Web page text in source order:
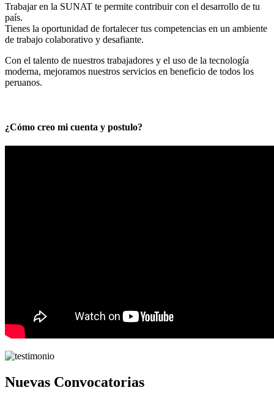
Trabajar en la SUNAT te permite contribuir con el desarrollo de tu
país.
Tienes la oportunidad de fortalecer tus competencias en un ambiente
de trabajo colaborativo y desafiante.
Con el talento de nuestros trabajadores y el uso de la tecnología
moderna, mejoramos nuestros servicios en beneficio de todos los
peruanos.
¿Cómo creo mi cuenta y postulo?
Nuevas Convocatorias